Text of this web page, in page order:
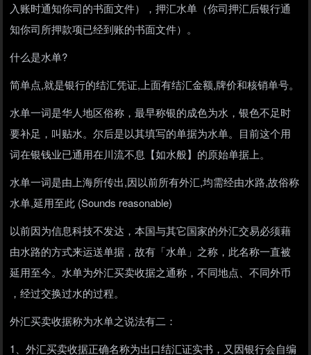
入账时通知你司的书面文件），押汇水单（你司押汇后银行通
知你司所押款项已经到账的书面文件）。
什么是水单?
简单点,就是银行的结汇凭证,上面有结汇金额,牌价和核销单号。
水单一词是华人地区俗称，最早称银的成色为水，银色不足时
要补足，叫贴水。尔后是以其填写的单据为水单。目前这个用
词在银钱业已通用在川流不息【如水般】的原始单据上。
水单一词是由上海所传出,因以前所有外汇,均需经由水路,故俗称
水单,延用至此 (Sounds reasonable)
以前因为信息科技不发达，本国与其它国家的外汇交易必须藉
由水路的方式来运送单据，故有「水单」之称，此名称一直被
延用至今。水单为外汇买卖收据之通称，不同地点、不同外币
，经过交换过水的过程。
外汇买卖收据称为水单之说法有二：
1、外汇买卖收据正确名称为出口结汇证实书，又因银行会自编